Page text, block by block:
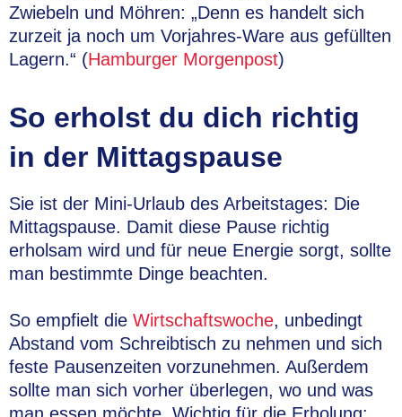
Zwiebeln und Möhren: „Denn es handelt sich
zurzeit ja noch um Vorjahres-Ware aus gefüllten
Lagern.“ (Hamburger Morgenpost)
So erholst du dich richtig
in der Mittagspause
Sie ist der Mini-Urlaub des Arbeitstages: Die
Mittagspause. Damit diese Pause richtig
erholsam wird und für neue Energie sorgt, sollte
man bestimmte Dinge beachten.
So empfielt die Wirtschaftswoche, unbedingt
Abstand vom Schreibtisch zu nehmen und sich
feste Pausenzeiten vorzunehmen. Außerdem
sollte man sich vorher überlegen, wo und was